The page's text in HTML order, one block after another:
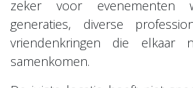
zeker voor evenementen
generaties, diverse
vriendenkringen die elkaar
samenkomen.